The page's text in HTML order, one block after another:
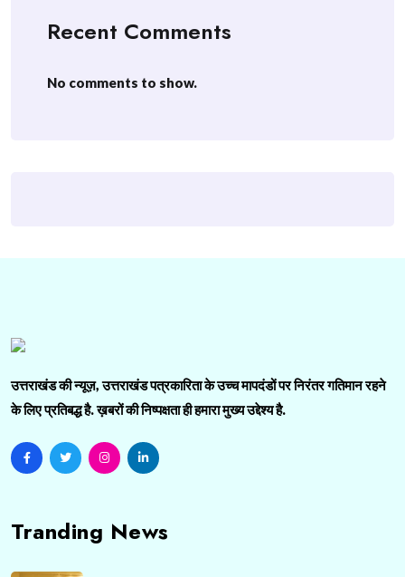
Recent Comments
No comments to show.
उत्तराखंड की न्यूज़, उत्तराखंड पत्रकारिता के उच्च मापदंडों पर निरंतर गतिमान रहने
के लिए प्रतिबद्ध है. ख़बरों की निष्पक्षता ही हमारा मुख्य उद्देश्य है.
Tranding News